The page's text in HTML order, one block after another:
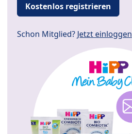
Kostenlos registrieren
Schon Mitglied? Jetzt einloggen